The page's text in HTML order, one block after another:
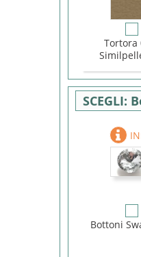
Tortora
Bottoni